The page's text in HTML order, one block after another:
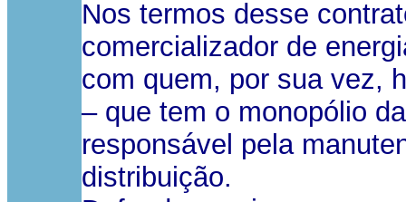
Nos termos desse
comercializador de
com quem, por sua vez,
– que tem o monopólio
responsável pela
distribuição.